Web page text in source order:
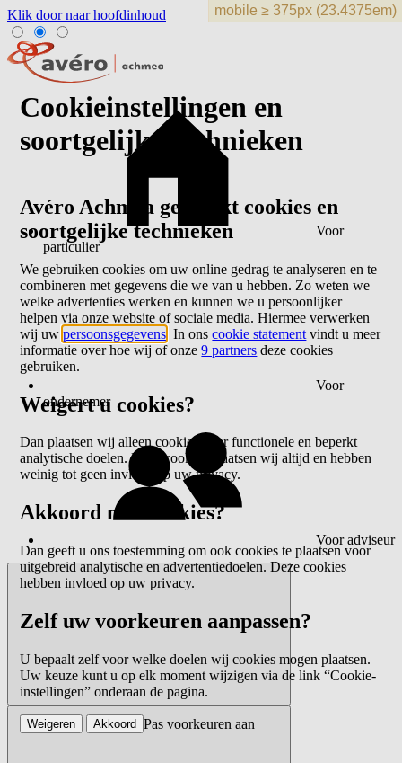
Klik door naar hoofdinhoud
Voor
particulier
Voor
ondernemer
Voor adviseur
Cookieinstellingen en
soortgelijke technieken
Avéro Achmea gebruikt cookies en
soortgelijke technieken
We gebruiken cookies om uw online gedrag te analyseren en te
combineren met gegevens die we van u hebben. Zo weten we
welke advertenties werken en kunnen we u persoonlijker
helpen via onze website of sociale media. Hiermee verwerken
wij uwpersoonsgegevens . In onscookie statement vindt u meer
informatie over hoe wij of onze9 partners deze cookies
gebruiken.
Weigert u cookies?
Dan plaatsen wij alleen cookies voor functionele en beperkt
analytische doelen. Deze cookies plaatsen wij altijd en hebben
weinig tot geen invloed op uw privacy.
Akkoord met cookies?
Dan geeft u ons toestemming om ook cookies te plaatsen voor
uitgebreid analytische en advertentiedoelen. Deze cookies
hebben invloed op uw privacy.
Zelf uw voorkeuren aanpassen?
U bepaalt zelf voor welke doelen wij cookies mogen plaatsen.
Uw keuze kunt u op elk moment wijzigen via de link “Cookie-
instellingen” onderaan de pagina.
Pas voorkeuren aan
Weigeren Akkoord